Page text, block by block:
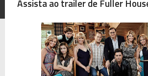
WHAT'S NEW? Loading...
Assista ao trailer de Fuller